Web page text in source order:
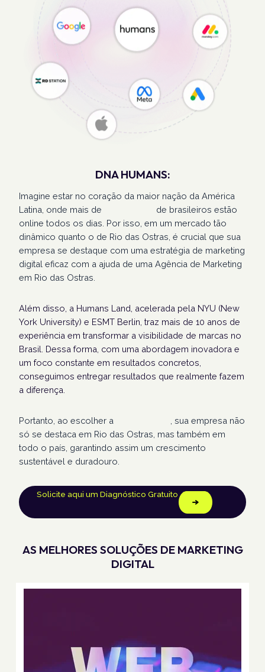
DNA HUMANS:
Imagine estar no coração da maior nação da América
Latina, onde mais de
de brasileiros estão
online todos os dias. Por isso, em um mercado tão
dinâmico quanto o de Rio das Ostras, é crucial que sua
empresa se destaque com uma estratégia de marketing
digital eficaz com a ajuda de uma Agência de Marketing
em Rio das Ostras.
Além disso, a Humans Land, acelerada pela NYU (New
York University) e ESMT Berlin, traz mais de 10 anos de
experiência em transformar a visibilidade de marcas no
Brasil. Dessa forma, com uma abordagem inovadora e
um foco constante em resultados concretos,
conseguimos entregar resultados que realmente fazem
a diferença.
Portanto, ao escolher a
, sua empresa não
só se destaca em Rio das Ostras, mas também em
todo o país, garantindo assim um crescimento
sustentável e duradouro.
Solicite aqui um Diagnóstico Gratuito
AS MELHORES SOLUÇÕES DE MARKETING
DIGITAL